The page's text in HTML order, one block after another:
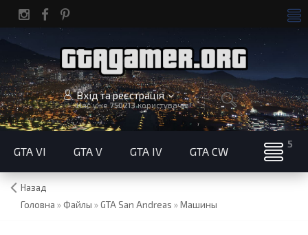
Вхід та реєстрація
Нас уже750213користувачів!
GTA VI GTA V GTA IV GTA CW
Назад
Головна »Файлы » GTA San Andreas »Машины